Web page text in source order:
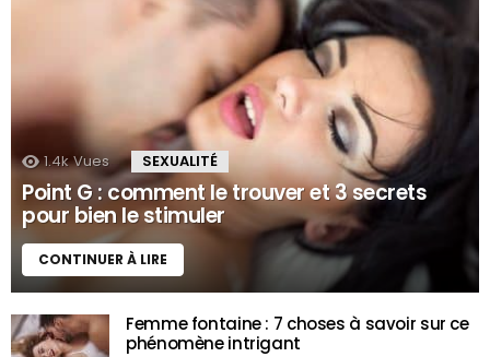
1.4k Vues SEXUALITÉ
Point G : comment le trouver et 3 secrets
pour bien le stimuler
CONTINUER À LIRE
Femme fontaine : 7 choses à savoir sur ce
phénomène intrigant